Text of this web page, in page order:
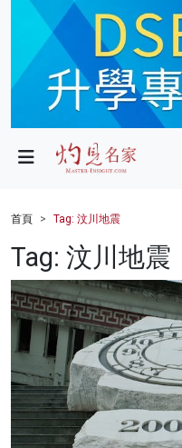
政局
財經
健康
商業
科技
影片
名家榜
首頁 Tag: 汶川地震
Tag: 汶川地震